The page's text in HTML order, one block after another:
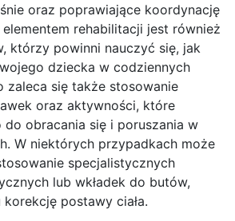
oraz poprawiające koordynację
rehabilitacji jest również
którzy powinni nauczyć się, jak
dziecka w codziennych
zaleca się także stosowanie
oraz aktywności, które
do obracania się i poruszania w
W niektórych przypadkach może
specjalistycznych
lub wkładek do butów,
postawy ciała.